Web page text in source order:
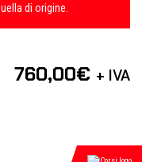
di origine.
760,00€ + IVA